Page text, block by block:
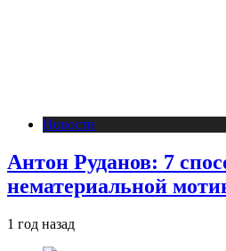
Новости
Антон Руданов: 7
нематериальной
1 год назад